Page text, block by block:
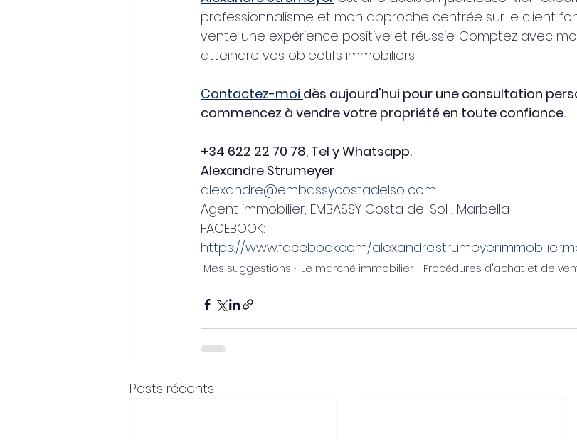
professionnalisme et mon approche centrée sur le client
vente une expérience positive et réussie. Comptez avec
atteindre vos objectifs immobiliers !
Contactez-moi dès aujourd'hui pour une consultation
commencez à vendre votre propriété en toute confiance.
+34 622 22 70 78, Tel y Whatsapp.
Alexandre Strumeyer
alexandre@embassycostadelsol.com
Agent immobilier, EMBASSY Costa del Sol , Marbella
FACEBOOK:
https://www.facebook.com/
Mes suggestions Le marché immobilier Procédures d'achat et de
Posts récents